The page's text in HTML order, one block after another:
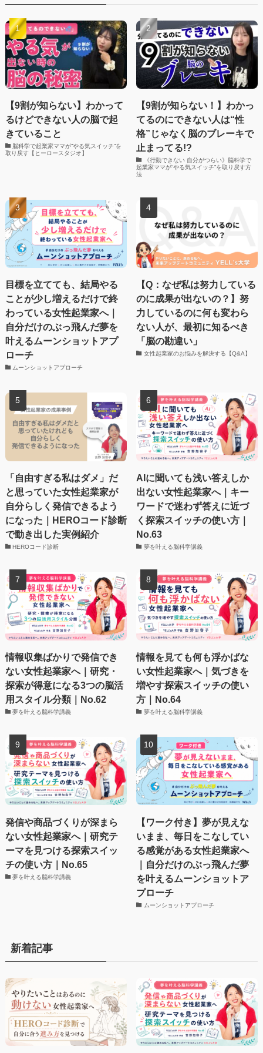
【9割が知らない】わかって
るけどできない人の脳で起
きていること
脳科学で起業家ママが“やる気スイッチ”を
取り戻す【ヒーロースタジオ】
【9割が知らない！】わかっ
てるのにできない人は“性
格”じゃなく脳のブレーキで
止まってる!?
《行動できない 自分がつらい》脳科学で
起業家ママが“やる気スイッチ”を取り戻す方
法
目標を立てても、結局やる
ことが少し増えるだけで終
わっている女性起業家へ｜
自分だけのぶっ飛んだ夢を
叶えるムーンショットアプ
ローチ
ムーンショットアプローチ
【Q：なぜ私は努力している
のに成果が出ないの？】努
力しているのに何も変わら
ない人が、最初に知るべき
「脳の勘違い」
女性起業家のお悩みを解決する【Q&A】
「自由すぎる私はダメ」だ
と思っていた女性起業家が
自分らしく発信できるよう
になった｜HEROコード診断
で動き出した実例紹介
HEROコード診断
AIに聞いても浅い答えしか
出ない女性起業家へ｜キー
ワードで迷わず答えに近づ
く探索スイッチの使い方｜
No.63
夢を叶える脳科学講義
情報収集ばかりで発信でき
ない女性起業家へ｜研究・
探索が得意になる3つの脳活
用スタイル分類｜No.62
夢を叶える脳科学講義
情報を見ても何も浮かばな
い女性起業家へ｜気づきを
増やす探索スイッチの使い
方｜No.64
夢を叶える脳科学講義
発信や商品づくりが深まら
ない女性起業家へ｜研究テ
ーマを見つける探索スイッ
チの使い方｜No.65
夢を叶える脳科学講義
【ワーク付き】夢が見えな
いまま、毎日をこなしてい
る感覚がある女性起業家へ
｜自分だけのぶっ飛んだ夢
を叶えるムーンショットア
プローチ
ムーンショットアプローチ
新着記事